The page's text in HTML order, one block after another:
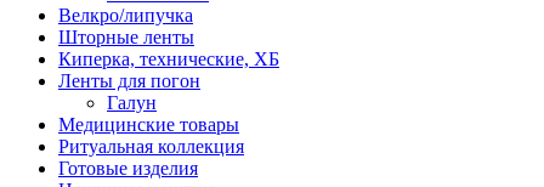
Велкро/липучка
Шторные ленты
Киперка, технические, ХБ
Ленты для погон
Галун
Медицинские товары
Ритуальная коллекция
Готовые изделия